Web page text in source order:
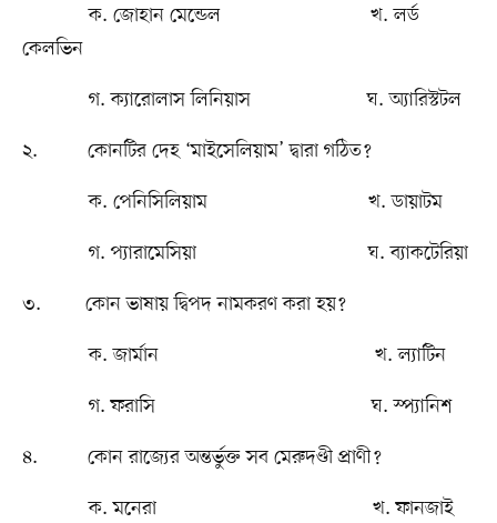
ক. জোহান মেন্ডেল খ. লর্ড
কেলভিন
গ. ক্যারোলাস লিনিয়াস ঘ. অ্যারিস্টটল
২. কোনটির দেহ ‘মাইসেলিয়াম’ দ্বারা গঠিত?
ক. পেনিসিলিয়াম খ. ডায়াটম
গ. প্যারামেসিয়া ঘ. ব্যাকটেরিয়া
৩. কোন ভাষায় দ্বিপদ নামকরণ করা হয়?
ক. জার্মান খ. ল্যাটিন
গ. ফরাসি ঘ. স্প্যানিশ
৪. কোন রাজে৵র অন্তর্ভুক্ত সব মেরুদণ্ডী প্রাণী?
ক. মনেরা খ. ফানজাই